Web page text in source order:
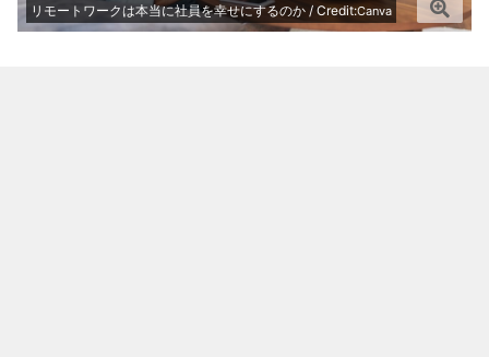
リモートワークは本当に社員を幸せにするのか / Credit:Canva